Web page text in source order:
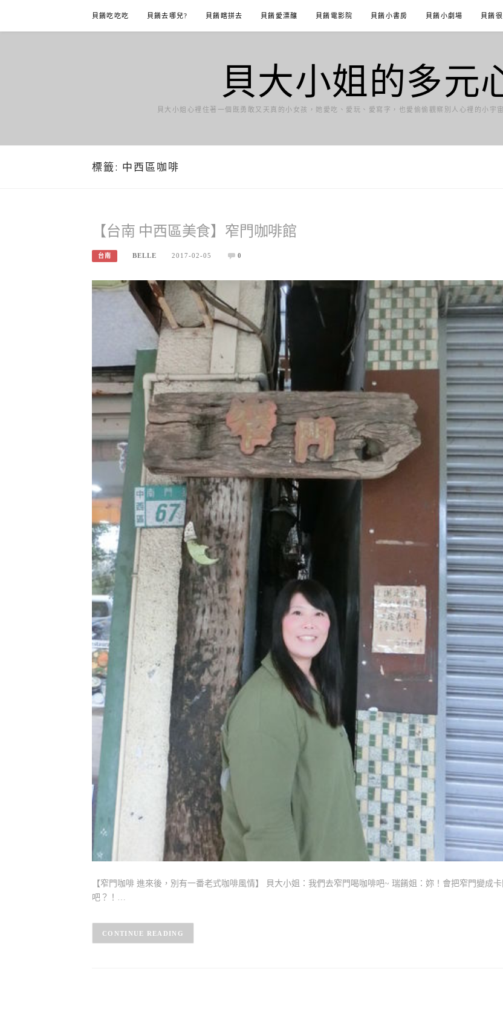
content
貝餚吃吃吃 貝餚去哪兒? 貝餚瞎拼去 貝餚愛漂釀 貝餚電影院 貝餚小書房 貝餚小劇場 貝餚
貝大小姐的多元
貝大小姐心裡住著一個既勇敢又天真的小女孩，她愛吃、愛玩、愛寫字，也愛偷偷觀察別人心裡的小宇
標籤: 中西區咖啡
【台南 中西區美食】窄門咖啡館
台南 BELLE 2017-02-05 0
【窄門咖啡 進來後，別有一番老式咖啡風情】 貝大小姐：我們去窄門喝咖啡吧~ 瑞餚姐：妳！會把窄門變成卡
吧？！…
CONTINUE READING